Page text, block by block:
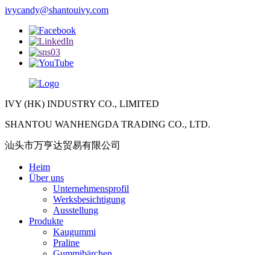
ivycandy@shantouivy.com
IVY (HK) INDUSTRY CO., LIMITED
SHANTOU WANHENGDA TRADING CO., LTD.
汕头市万亨达贸易有限公司
Heim
Über uns
Unternehmensprofil
Werksbesichtigung
Ausstellung
Produkte
Kaugummi
Praline